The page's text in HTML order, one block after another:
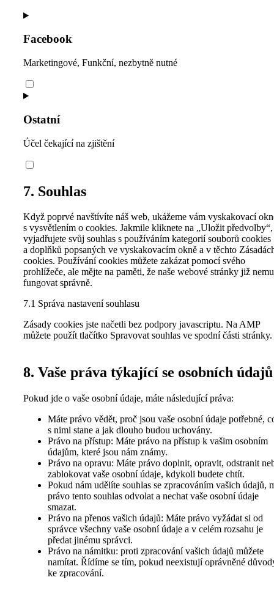
Facebook
Marketingové, Funkční, nezbytně nutné
Ostatní
Účel čekající na zjištění
7. Souhlas
Když poprvé navštívíte náš web, ukážeme vám vyskakovací
s vysvětlením o cookies. Jakmile kliknete na „Uložit předvolby“,
vyjadřujete svůj souhlas s používáním kategorií souborů cookies
a doplňků popsaných ve vyskakovacím okně a v těchto
cookies. Používání cookies můžete zakázat pomocí svého
prohlížeče, ale mějte na paměti, že naše webové stránky již
fungovat správně.
7.1 Správa nastavení souhlasu
Zásady cookies jste načetli bez podpory javascriptu. Na AMP
můžete použít tlačítko Spravovat souhlas ve spodní části stránky.
8. Vaše práva týkající se osobních údajů
Pokud jde o vaše osobní údaje, máte následující práva:
Máte právo vědět, proč jsou vaše osobní údaje potřebné,
s nimi stane a jak dlouho budou uchovány.
Právo na přístup: Máte právo na přístup k vašim osobním
údajům, které jsou nám známy.
Právo na opravu: Máte právo doplnit, opravit, odstranit
zablokovat vaše osobní údaje, kdykoli budete chtít.
Pokud nám udělíte souhlas se zpracováním vašich údajů,
právo tento souhlas odvolat a nechat vaše osobní údaje
smazat.
Právo na přenos vašich údajů: Máte právo vyžádat si od
správce všechny vaše osobní údaje a v celém rozsahu je
předat jinému správci.
Právo na námitku: proti zpracování vašich údajů můžete
namítat. Řídíme se tím, pokud neexistují oprávněné
ke zpracování.